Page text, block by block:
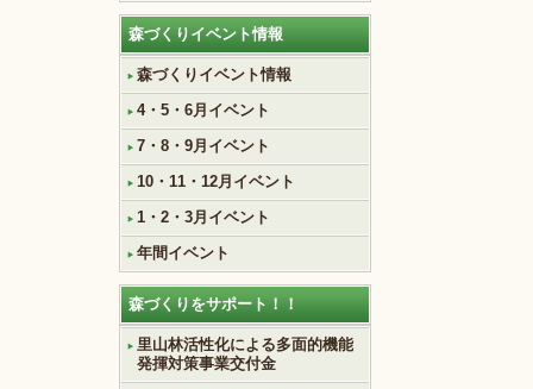
森づくりイベント情報
森づくりイベント情報
4・5・6月イベント
7・8・9月イベント
10・11・12月イベント
1・2・3月イベント
年間イベント
森づくりをサポート！！
里山林活性化による多面的機能
発揮対策事業交付金